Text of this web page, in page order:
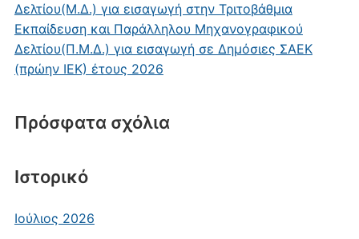
Δελτίου(Μ.Δ.) για εισαγωγή στην Τριτοβάθμια
Εκπαίδευση και Παράλληλου Μηχανογραφικού
Δελτίου(Π.Μ.Δ.) για εισαγωγή σε Δημόσιες ΣΑΕΚ
(πρώην ΙΕΚ) έτους 2026
Πρόσφατα σχόλια
Ιστορικό
Ιούλιος 2026